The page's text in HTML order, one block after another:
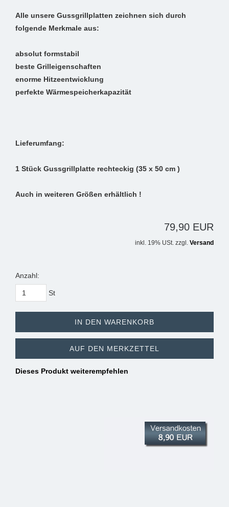
Alle unsere Gussgrillplatten zeichnen sich durch
folgende Merkmale aus:
absolut formstabil
beste Grilleigenschaften
enorme Hitzeentwicklung
perfekte Wärmespeicherkapazität
Lieferumfang:
1 Stück Gussgrillplatte rechteckig (35 x 50 cm )
Auch in weiteren Größen erhältlich !
79,90 EUR
inkl. 19% USt. zzgl. Versand
Anzahl:
St
IN DEN WARENKORB
AUF DEN MERKZETTEL
Dieses Produkt weiterempfehlen